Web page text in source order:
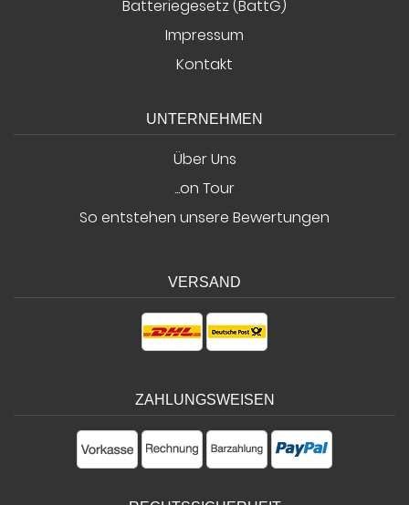
Batteriegesetz (BattG)
Impressum
Kontakt
UNTERNEHMEN
Über Uns
...on Tour
So entstehen unsere Bewertungen
VERSAND
ZAHLUNGSWEISEN